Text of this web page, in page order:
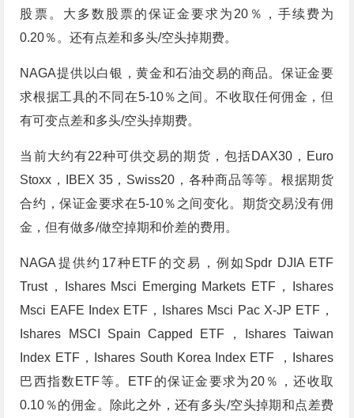
股票。大多数股票的保证金要求为20％，手续费为
0.20％。还有点差和多头/空头掉期费。
NAGA提供以白银，黄金和石油交易的商品。保证金要
求根据工具的不同在5-10％之间。不收取任何佣金，但
有可变点差和多头/空头掉期费。
当前大约有22种可供交易的期货，包括DAX30，Euro
Stoxx，IBEX 35，Swiss20，各种商品等等。根据期货
合约，保证金要求在5-10％之间变化。期货交易没有佣
金，但有做多/做空掉期和价差的费用。
NAGA提供约17种ETF的交易，例如Spdr DJIA ETF
Trust，Ishares Msci Emerging Markets ETF，Ishares
Msci EAFE Index ETF，Ishares Msci Pac X-JP ETF，
Ishares MSCI Spain Capped ETF，Ishares Taiwan
Index ETF，Ishares South Korea Index ETF ，Ishares
巴西指数ETF等。ETF的保证金要求为20％，还收取
0.10％的佣金。除此之外，还有多头/空头掉期和点差费